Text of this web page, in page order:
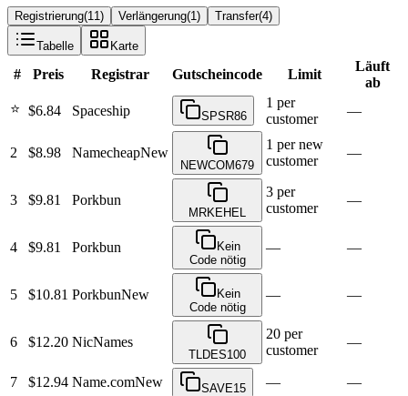
Registrierung(11) Verlängerung(1) Transfer(4)
Tabelle Karte
# Preis Registrar Gutscheincode Limit
Läuft
ab
⭐ $6.84 Spaceship SPSR86
1 per
customer
—
2 $8.98 NamecheapNew
NEWCOM679
1 per new
customer
—
3 $9.81 Porkbun
MRKEHEL
3 per
customer
—
4 $9.81 Porkbun
Kein
Code nötig
— —
5 $10.81 PorkbunNew
Kein
Code nötig
— —
6 $12.20 NicNames
TLDES100
20 per
customer
—
7 $12.94 Name.comNew SAVE15 — —